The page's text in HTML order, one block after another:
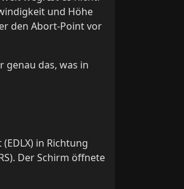
und Höhe
den Abort-Point vor
genau das, was in
in Richtung
Der Schirm öffnete